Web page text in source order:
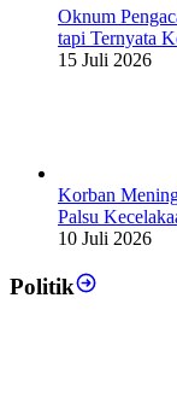
Oknum
tapi Ternyata
15 Juli 2026
Korban
Palsu
10 Juli 2026
Politik